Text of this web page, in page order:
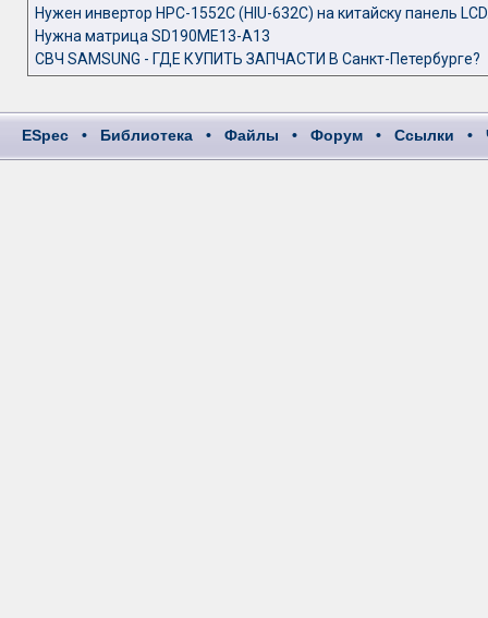
Нужен инвертор HPC-1552C (HIU-632C) на китайску панель
Нужна матрица SD190ME13-A13
СВЧ SAMSUNG - ГДЕ КУПИТЬ ЗАПЧАСТИ В Санкт-Петербурге?
ESpec • Библиотека • Файлы • Форум • Ссылки •